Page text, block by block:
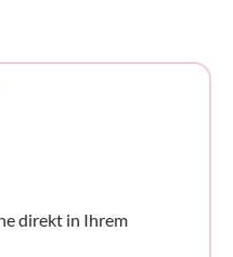
direkt in Ihrem